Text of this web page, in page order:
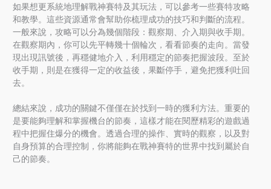
如果想更系統地理解戰神賽特及其玩法，可以參考一些賽特攻略
和教學。這些資源通常會幫助你梳理成功的技巧和判斷的流程。
一般來說，攻略可以分為幾個階段：觀察期、介入期與收手期。
在觀察期內，你可以先平轉幾十個輪次，看看節奏的走向。當發
現出現訊號後，再穩健地介入，利用穩定的節奏把握波段。至於
收手期，則是在獲得一定的收益後，果斷停手，避免把獲利吐回
去。
總結來說，成功的關鍵不僅僅在於找到一時的獲利方法。重要的
是要能夠理解和掌握機台的節奏，這樣才能在閱歷精彩的遊戲過
程中把握住爆分的機會。透過合理的操作、實時的觀察，以及對
自身預算的合理控制，你將能夠在戰神賽特的世界中找到屬於自
己的節奏。